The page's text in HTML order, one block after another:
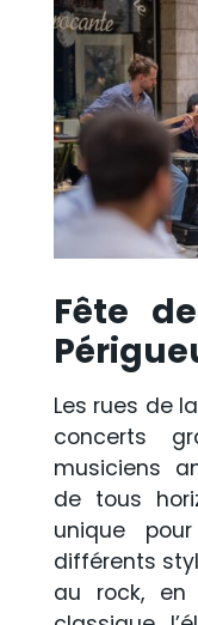
Fête
Les rues de
concerts
musiciens
de tous
unique
différents
au rock,